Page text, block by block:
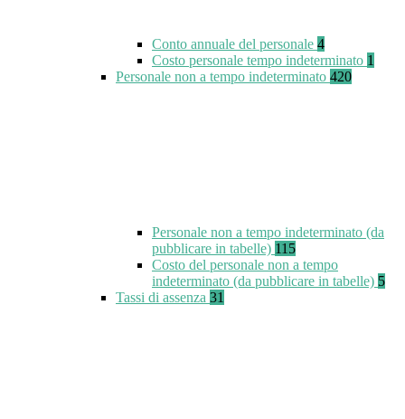
Conto annuale del personale 4
Costo personale tempo indeterminato 1
Personale non a tempo indeterminato 420
Personale non a tempo indeterminato (da
pubblicare in tabelle) 115
Costo del personale non a tempo
indeterminato (da pubblicare in tabelle) 5
Tassi di assenza 31